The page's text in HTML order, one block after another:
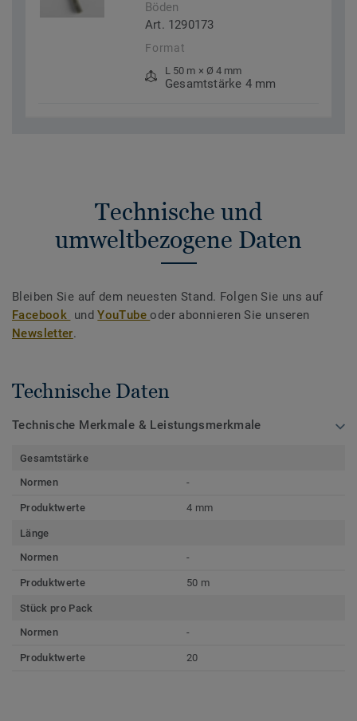
Böden
Art. 1290173
Format
L 50 m × Ø 4 mm
Gesamtstärke 4 mm
Technische und
umweltbezogene Daten
Bleiben Sie auf dem neuesten Stand. Folgen Sie uns auf
Facebook undYouTubeoder abonnieren Sie unseren
Newsletter.
Technische Daten
Technische Merkmale & Leistungsmerkmale
Gesamtstärke
Normen
-
Produktwerte 4 mm
Länge
Normen
-
Produktwerte 50 m
Stück pro Pack
Normen
-
Produktwerte 20